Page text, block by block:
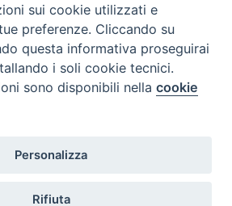
12 13 14 15
19 21
26 27 28 29 30
sui cookie utilizzati e
preferenze. Cliccando su
questa informativa proseguirai
i soli cookie tecnici.
sono disponibili nellacookie
Personalizza
Rifiuta